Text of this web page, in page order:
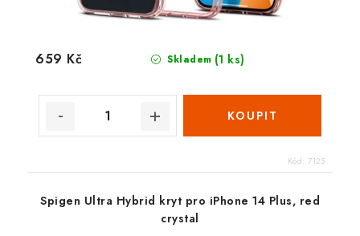
Skladem (1 ks)
659 Kč
Kód: 7125
Spigen Ultra Hybrid kryt pro iPhone 14 Plus, red
crystal